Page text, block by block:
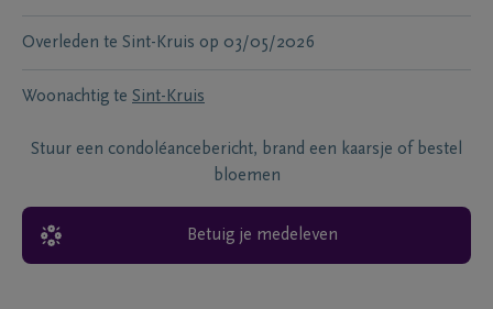
Overleden te Sint-Kruis op 03/05/2026
Woonachtig te Sint-Kruis
Stuur een condoléancebericht, brand een kaarsje of bestel
bloemen
Betuig je medeleven